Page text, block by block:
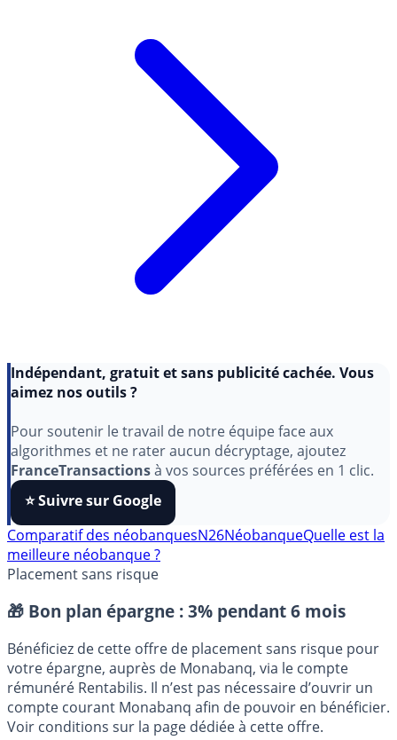
aimez nos outils ?
Pour soutenir le travail de notre équipe face aux
algorithmes et ne rater aucun décryptage, ajoutez
FranceTransactionsà vos sources préférées en 1 clic.
⭐️ Suivre sur Google
Comparatif des néobanques
meilleure néobanque ?
Placement sans risque
🎁 Bon plan épargne : 3% pendant 6 mois
Bénéficiez de cette offre de placement sans risque pour
votre épargne, auprès de Monabanq, via le compte
rémunéré Rentabilis. Il n’est pas nécessaire d’ouvrir un